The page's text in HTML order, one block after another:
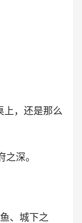
上，还是那么
深。
、城下之